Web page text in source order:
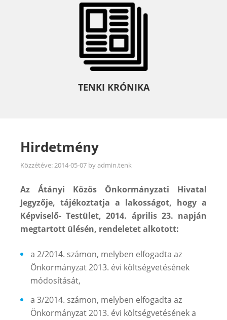
TENKI KRÓNIKA
Hirdetmény
Közzétéve:2014-05-07 byadmin.tenk
Az Átányi Közös Önkormányzati Hivatal
Jegyzője, tájékoztatja a lakosságot, hogy a
Képviselő- Testület, 2014. április 23. napján
megtartott ülésén, rendeletet alkotott:
a 2/2014. számon, melyben elfogadta az
Önkormányzat 2013. évi költségvetésének
módosítását,
a 3/2014. számon, melyben elfogadta az
Önkormányzat 2013. évi költségvetésének a